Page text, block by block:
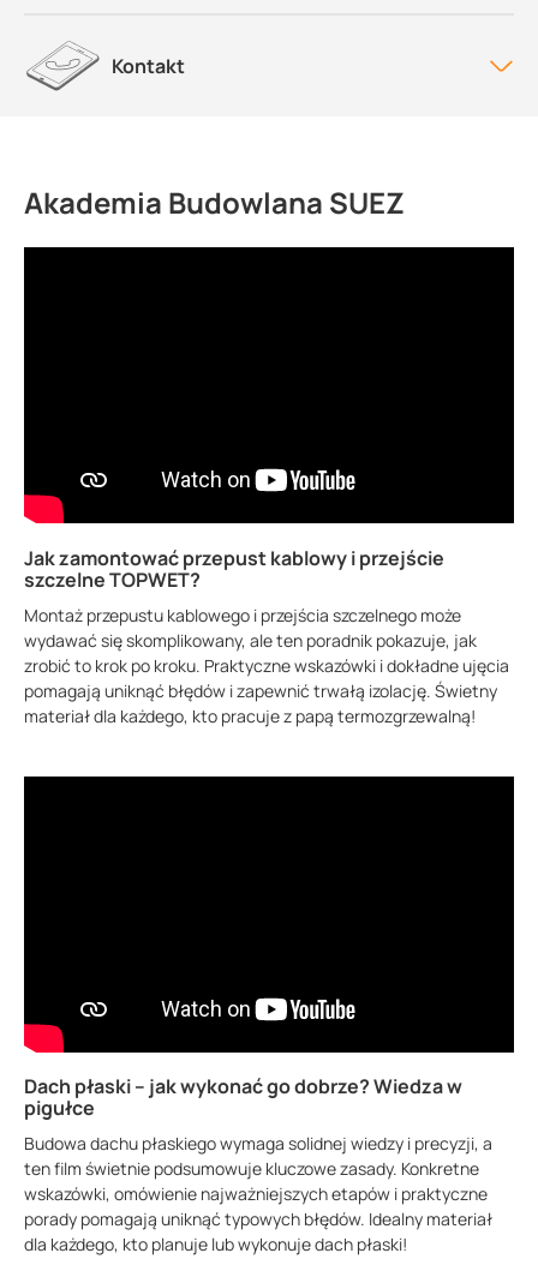
Kontakt
Akademia Budowlana SUEZ
Jak zamontować przepust kablowy i przejście
szczelne TOPWET?
Montaż przepustu kablowego i przejścia szczelnego może
wydawać się skomplikowany, ale ten poradnik pokazuje, jak
zrobić to krok po kroku. Praktyczne wskazówki i dokładne ujęcia
pomagają uniknąć błędów i zapewnić trwałą izolację. Świetny
materiał dla każdego, kto pracuje z papą termozgrzewalną!
Dach płaski – jak wykonać go dobrze? Wiedza w
pigułce
Budowa dachu płaskiego wymaga solidnej wiedzy i precyzji, a
ten film świetnie podsumowuje kluczowe zasady. Konkretne
wskazówki, omówienie najważniejszych etapów i praktyczne
porady pomagają uniknąć typowych błędów. Idealny materiał
dla każdego, kto planuje lub wykonuje dach płaski!